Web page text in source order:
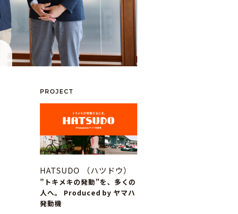
PROJECT
HATSUDO （ハツドウ）
”トキメキの発動”を、多くの
人へ。 Produced by ヤマハ
発動機